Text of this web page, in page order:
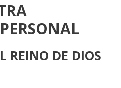
REINO DE DIOS